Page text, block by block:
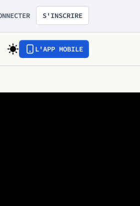
S'INSCRIRE
L'APP MOBILE